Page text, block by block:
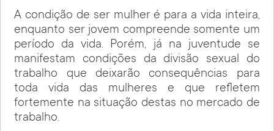
A condição de ser mulher é para a vida inteira,
enquanto ser jovem compreende somente um
período da vida. Porém, já na juventude se
manifestam condições da divisão sexual do
trabalho que deixarão consequências para
toda vida das mulheres e que refletem
fortemente na situação destas no mercado de
trabalho.